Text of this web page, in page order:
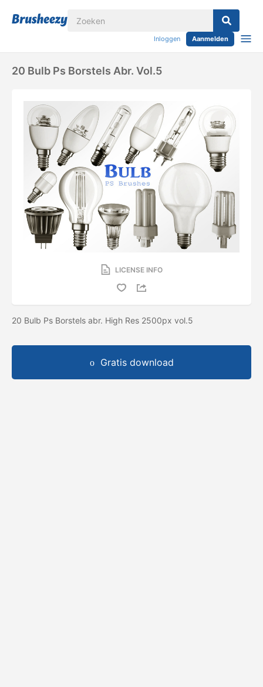
Inloggen Aanmelden
20 Bulb Ps Borstels Abr. Vol.5
LICENSE INFO
20 Bulb Ps Borstels abr. High Res 2500px vol.5
Gratis download